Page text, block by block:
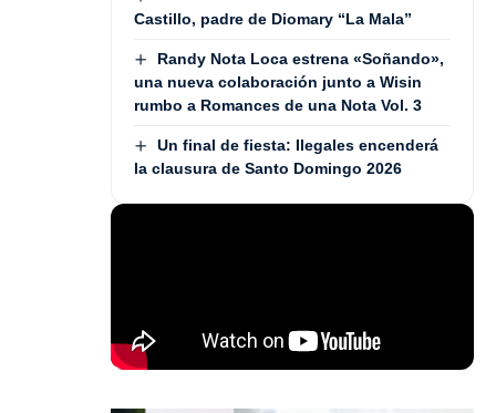
Castillo, padre de Diomary “La Mala”
Randy Nota Loca estrena «Soñando»,
una nueva colaboración junto a Wisin
rumbo a Romances de una Nota Vol. 3
Un final de fiesta: Ilegales encenderá
la clausura de Santo Domingo 2026